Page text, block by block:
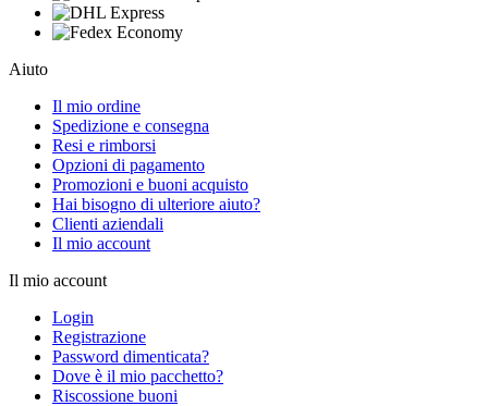
Aiuto
Il mio ordine
Spedizione e consegna
Resi e rimborsi
Opzioni di pagamento
Promozioni e buoni acquisto
Hai bisogno di ulteriore aiuto?
Clienti aziendali
Il mio account
Il mio account
Login
Registrazione
Password dimenticata?
Dove è il mio pacchetto?
Riscossione buoni